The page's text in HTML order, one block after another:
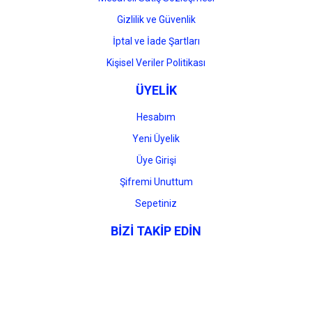
Gizlilik ve Güvenlik
İptal ve İade Şartları
Kişisel Veriler Politikası
ÜYELİK
Hesabım
Yeni Üyelik
Üye Girişi
Şifremi Unuttum
Sepetiniz
BİZİ TAKİP EDİN